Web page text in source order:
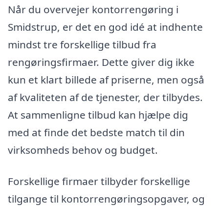
Når du overvejer kontorrengøring i
Smidstrup, er det en god idé at indhente
mindst tre forskellige tilbud fra
rengøringsfirmaer. Dette giver dig ikke
kun et klart billede af priserne, men også
af kvaliteten af de tjenester, der tilbydes.
At sammenligne tilbud kan hjælpe dig
med at finde det bedste match til din
virksomheds behov og budget.
Forskellige firmaer tilbyder forskellige
tilgange til kontorrengøringsopgaver, og